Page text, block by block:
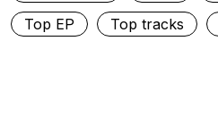
Top EP
Top tracks